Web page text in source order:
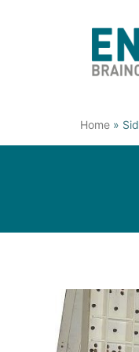
Home »